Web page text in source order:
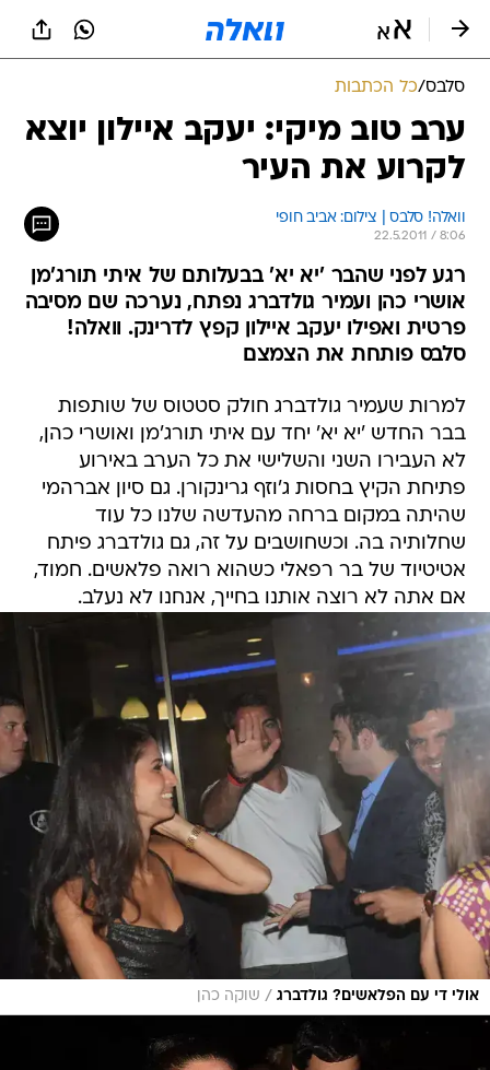
סלבס/כל הכתבות
ערב טוב מיקי: יעקב איילון יוצא
לקרוע את העיר
וואלה! סלבס | צילום: אביב חופי
22.5.2011 / 8:06
רגע לפני שהבר 'יא יא' בבעלותם של איתי תורג'מן
אושרי כהן ועמיר גולדברג נפתח, נערכה שם מסיבה
פרטית ואפילו יעקב איילון קפץ לדרינק. וואלה!
סלבס פותחת את הצמצם
למרות שעמיר גולדברג חולק סטטוס של שותפות
בבר החדש 'יא יא' יחד עם איתי תורג'מן ואושרי כהן,
לא העבירו השני והשלישי את כל הערב באירוע
פתיחת הקיץ בחסות ג'וזף גרינקורן. גם סיון אברהמי
שהיתה במקום ברחה מהעדשה שלנו כל עוד
שחלותיה בה. וכשחושבים על זה, גם גולדברג פיתח
אטיטיוד של בר רפאלי כשהוא רואה פלאשים. חמוד,
אם אתה לא רוצה אותנו בחייך, אנחנו לא נעלב.
אולי די עם הפלאשים? גולדברג / שוקה כהן